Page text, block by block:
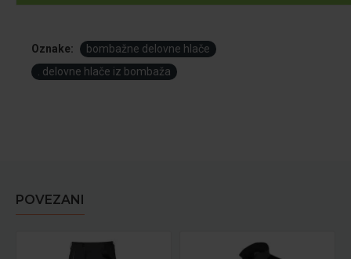
Oznake:
bombažne delovne hlače
. delovne hlače iz bombaža
POVEZANI